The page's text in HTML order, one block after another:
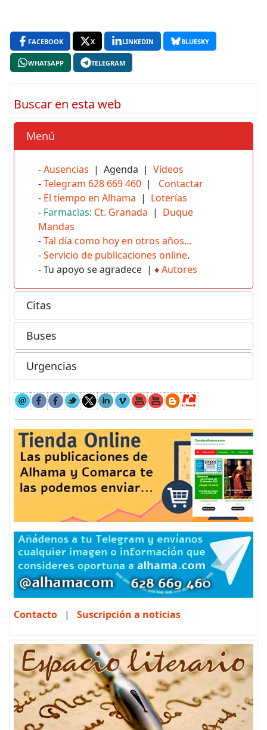
FACEBOOK X LINKEDIN BLUESKY
WHATSAPP TELEGRAM
Buscar en esta web
Menú
-Ausencias | Agenda | Vídeos
-Telegram 628 669 460 | Contactar
- El tiempo en Alhama | Loterías
- Farmacias: Ct. Granada | Duque
Mandas
-Tal día como hoy en otros años...
-Servicio de publicaciones online.
- Tu apoyo se agradece | ♦Autores
Citas
Buses
Urgencias
Contacto | Suscripción a noticias